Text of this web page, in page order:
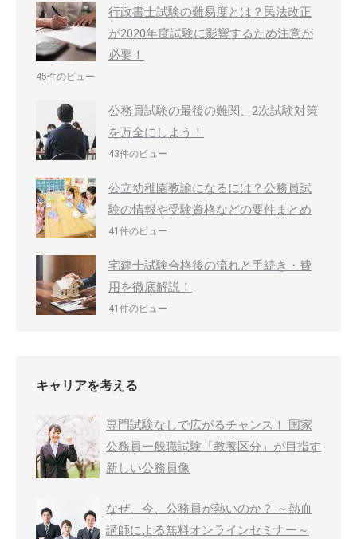
行政書士試験の難易度とは？民法改正
が2020年度試験に影響するため注意が
必要！
45件のビュー
公務員試験の最後の難関、2次試験対策
を万全にしよう！
43件のビュー
公立幼稚園教諭になるには？公務員試
験の情報や受験資格などの要件まとめ
41件のビュー
宅建士試験合格後の流れと手続き・費
用を徹底解説！
41件のビュー
キャリアを考える
専門試験なしで広がるチャンス！ 国家
公務員一般職試験「教養区分」が目指す
新しい公務員像
なぜ、今、公務員が熱いのか？ ～熱血
講師による無料オンラインセミナー～